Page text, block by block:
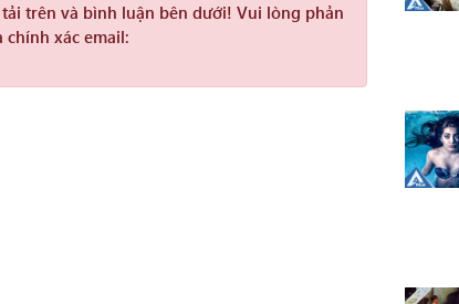
trên và bình luận bên dưới! Vui lòng phản
xác email: